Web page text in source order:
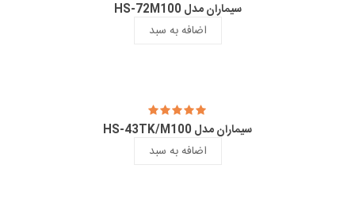
سیماران مدل HS-72M100
اضافه به سبد
سیماران مدل HS-43TK/M100
اضافه به سبد